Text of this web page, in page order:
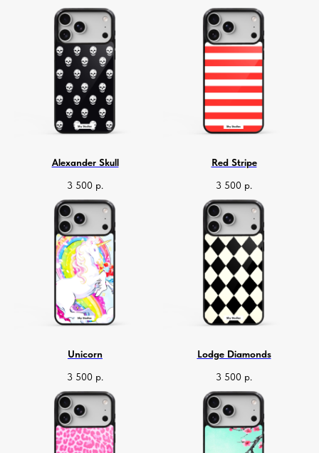
Alexander Skull
3 500 р.
Red Stripe
3 500 р.
Unicorn
3 500 р.
Lodge Diamonds
3 500 р.